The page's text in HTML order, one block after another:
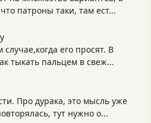
патроны таки, там ест...
его просят. В
тыкать пальцем в свеж...
Про дурака, это мысль уже
тут нужно о...